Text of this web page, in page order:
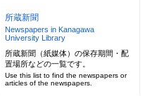
所蔵新聞
Newspapers in Kanagawa
University Library
所蔵新聞（紙媒体）の保存期間・配
置場所などの一覧です。
Use this list to find the newspapers or
articles of the newspapers.